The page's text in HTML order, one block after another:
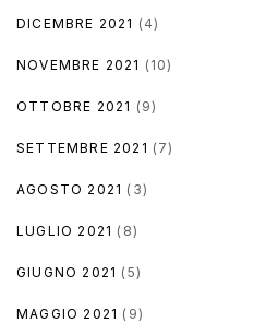
DICEMBRE 2021 (4)
NOVEMBRE 2021 (10)
OTTOBRE 2021 (9)
SETTEMBRE 2021 (7)
AGOSTO 2021 (3)
LUGLIO 2021 (8)
GIUGNO 2021 (5)
MAGGIO 2021 (9)